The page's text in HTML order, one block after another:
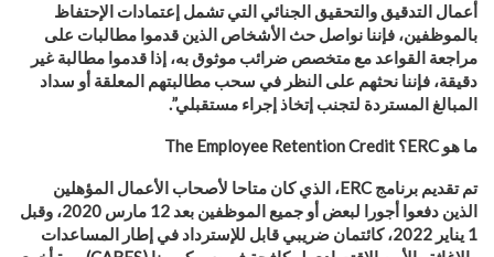
أعمال التدقيق والتحقيق الجنائي التي تشمل إعتمادات الإحتفاظ
بالموظفين، فإننا نواصل حث الأشخاص الذين قدموا مطالبات على
مراجعة القواعد مع متخصص ضرائب موثوق به، إذا قدموا مطالبة غير
دقيقة، فإننا نحثهم على النظر في سحب مطالبتهم المعلقة أو سداد
المبالغ المستردة لتجنب إتخاذ إجراء مستقبلي”.
ما هو ERC؟ The Employee Retention Credit
تم تقديم برنامج ERC، الذي كان متاحا لأصحاب الأعمال المؤهلين
الذين دفعوا أجورا لبعض أو جميع الموظفين بعد 12 مارس 2020، وقبل
1 يناير 2022، كائتمان ضريبي قابل للإسترداد في إطار المساعدات